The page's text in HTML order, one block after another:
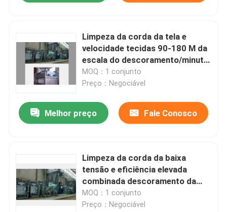
Limpeza da corda da tela e
velocidade tecidas 90-180 M da
escala do descoramento/minuto
ISO9001
MOQ：1 conjunto
Preço：Negociável
Melhor preço Fale Conosco
Limpeza da corda da baixa
tensão e eficiência elevada
combinada descoramento da
máquina
MOQ：1 conjunto
Preço：Negociável